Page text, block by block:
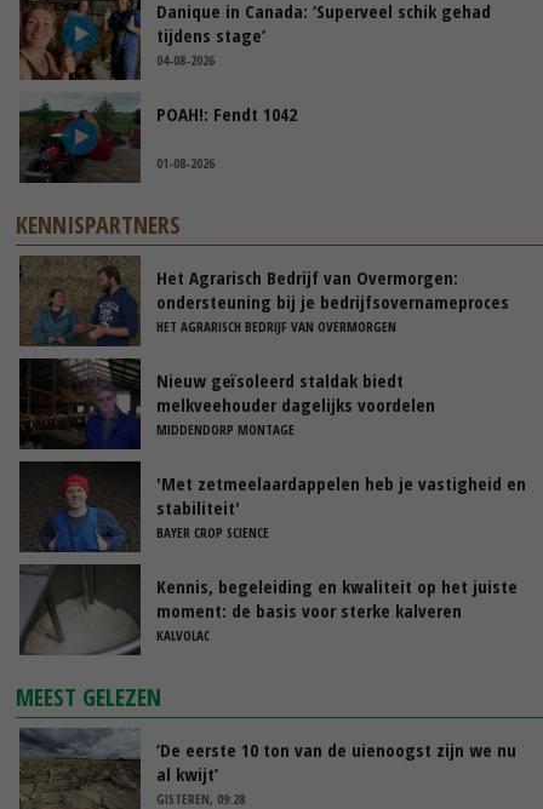
Danique in Canada: ‘Superveel schik gehad
tijdens stage’
04-08-2026
POAH!: Fendt 1042
01-08-2026
KENNISPARTNERS
Het Agrarisch Bedrijf van Overmorgen:
ondersteuning bij je bedrijfsovernameproces
HET AGRARISCH BEDRIJF VAN OVERMORGEN
Nieuw geïsoleerd staldak biedt
melkveehouder dagelijks voordelen
MIDDENDORP MONTAGE
'Met zetmeelaardappelen heb je vastigheid en
stabiliteit'
BAYER CROP SCIENCE
Kennis, begeleiding en kwaliteit op het juiste
moment: de basis voor sterke kalveren
KALVOLAC
MEEST GELEZEN
‘De eerste 10 ton van de uienoogst zijn we nu
al kwijt’
GISTEREN, 09:28